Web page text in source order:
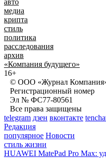
авто
медиа
крипта
стиль
политика
расследования
архив
«Компания будущего»
16+
© ООО «Журнал
Регистрационный номер
Эл № ФС77-80561
Все права защищены
telegram дзен вконтакте
Редакция
популярное Новости
стиль жизни
HUAWEI MatePad Pro Max: